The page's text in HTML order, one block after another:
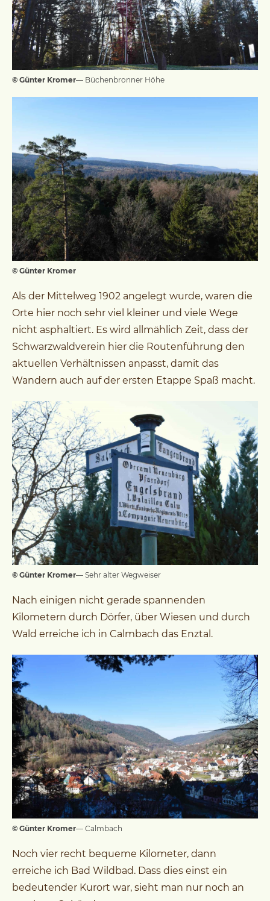
© Günter Kromer— Büchenbronner Höhe
© Günter Kromer
Als der Mittelweg 1902 angelegt wurde, waren die
Orte hier noch sehr viel kleiner und viele Wege
nicht asphaltiert. Es wird allmählich Zeit, dass der
Schwarzwaldverein hier die Routenführung den
aktuellen Verhältnissen anpasst, damit das
Wandern auch auf der ersten Etappe Spaß macht.
© Günter Kromer— Sehr alter Wegweiser
Nach einigen nicht gerade spannenden
Kilometern durch Dörfer, über Wiesen und durch
Wald erreiche ich in Calmbach das Enztal.
© Günter Kromer— Calmbach
Noch vier recht bequeme Kilometer, dann
erreiche ich Bad Wildbad. Dass dies einst ein
bedeutender Kurort war, sieht man nur noch an